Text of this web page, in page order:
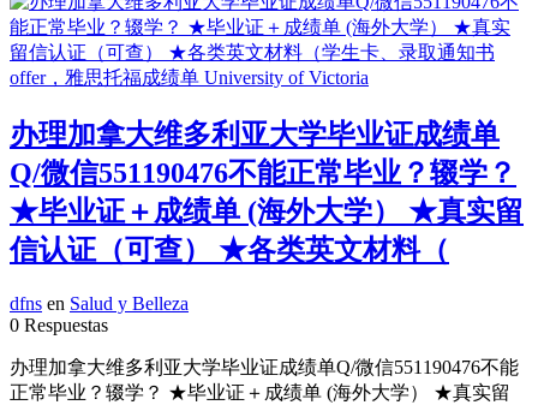
办理加拿大维多利亚大学毕业证成绩单
Q/微信551190476不能正常毕业？辍学？
★毕业证＋成绩单 (海外大学） ★真实留
信认证（可查） ★各类英文材料（
dfns en Salud y Belleza
0 Respuestas
办理加拿大维多利亚大学毕业证成绩单Q/微信551190476不能
正常毕业？辍学？ ★毕业证＋成绩单 (海外大学） ★真实留